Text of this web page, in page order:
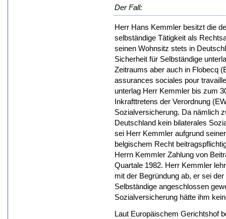
Der Fall:
Herr Hans Kemmler besitzt die
selbständige Tätigkeit als
seinen Wohnsitz stets in
Sicherheit für Selbständige
Zeitraums aber auch in Flobecq
assurances sociales pour
unterlag Herr Kemmler bis zum
Inkrafttretens der Verordnung
Sozialversicherung. Da nämlich
Deutschland kein bilaterales
sei Herr Kemmler aufgrund
belgischem Recht
Herrn Kemmler Zahlung von
Quartale 1982. Herr Kemmler
mit der Begründung ab, er sei
Selbständige angeschlossen
Sozialversicherung hätte ihm
Laut Europäischem Gerichtshof